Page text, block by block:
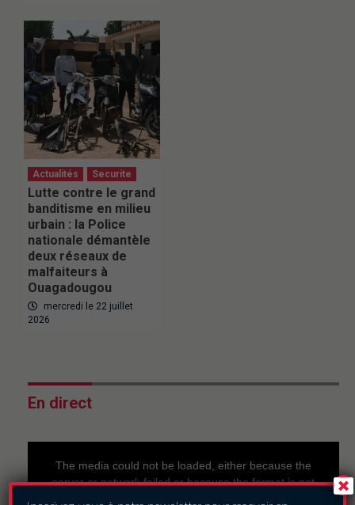
Actualités Securite
Lutte contre le grand
banditisme en milieu
urbain : la Police
nationale démantèle
deux réseaux de
malfaiteurs à
Ouagadougou
mercredi le 22 juillet
2026
En direct
The media could not be loaded, either because the
server or network failed or because the format is not